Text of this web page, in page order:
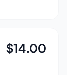
$14.00